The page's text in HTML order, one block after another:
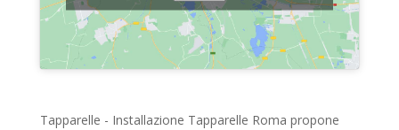
Tapparelle - Installazione Tapparelle Roma propone